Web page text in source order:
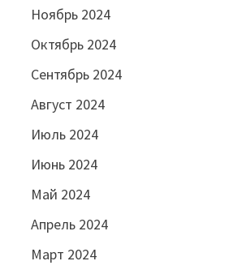
Ноябрь 2024
Октябрь 2024
Сентябрь 2024
Август 2024
Июль 2024
Июнь 2024
Май 2024
Апрель 2024
Март 2024